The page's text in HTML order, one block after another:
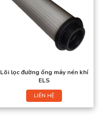
Lõi lọc đường ống máy nén khí
ELS
LIÊN HỆ